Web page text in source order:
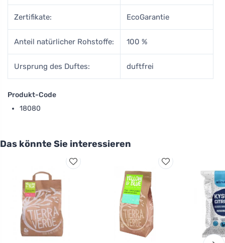
Zertifikate: EcoGarantie
Anteil natürlicher Rohstoffe: 100 %
Ursprung des Duftes: duftfrei
Produkt-Code
18080
Das könnte Sie interessieren